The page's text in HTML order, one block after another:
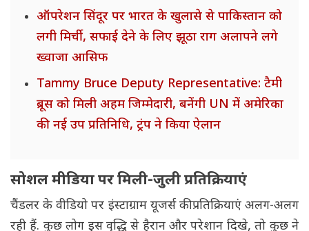
ऑपरेशन सिंदूर पर भारत के खुलासे से पाकिस्तान को
लगी मिर्ची, सफाई देने के लिए झूठा राग अलापने लगे
ख्वाजा आसिफ
Tammy Bruce Deputy Representative: टैमी
ब्रूस को मिली अहम जिम्मेदारी, बनेंगी UN में अमेरिका
की नई उप प्रतिनिधि, ट्रंप ने किया ऐलान
सोशल मीडिया पर मिली-जुली प्रतिक्रियाएं
चैंडलर के वीडियो पर इंस्टाग्राम यूजर्स की प्रतिक्रियाएं अलग-अलग
रही हैं. कुछ लोग इस वृद्धि से हैरान और परेशान दिखे, तो कुछ ने